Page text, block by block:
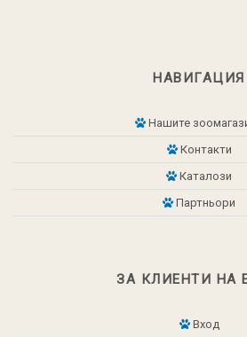
НАВИГАЦИЯ
Нашите
Контакти
Каталози
Партньори
ЗА КЛИЕНТИ НА
Вход